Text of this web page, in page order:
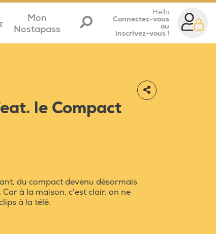
Mon
Nostapass
Hello
Connectez-vous
ou
inscrivez-vous !
le Compact
du compact devenu désormais
à la maison, c'est clair, on ne
à la télé.